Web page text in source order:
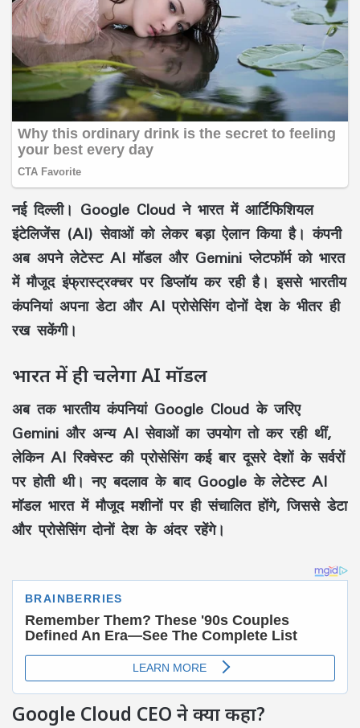
नई दिल्ली। Google Cloud ने भारत में आर्टिफिशियल
इंटेलिजेंस (AI) सेवाओं को लेकर बड़ा ऐलान किया है। कंपनी
अब अपने लेटेस्ट AI मॉडल और Gemini प्लेटफॉर्म को भारत
में मौजूद इंफ्रास्ट्रक्चर पर डिप्लॉय कर रही है। इससे भारतीय
कंपनियां अपना डेटा और AI प्रोसेसिंग दोनों देश के भीतर ही
रख सकेंगी।
भारत में ही चलेगा AI मॉडल
अब तक भारतीय कंपनियां Google Cloud के जरिए
Gemini और अन्य AI सेवाओं का उपयोग तो कर रही थीं,
लेकिन AI रिक्वेस्ट की प्रोसेसिंग कई बार दूसरे देशों के सर्वरों
पर होती थी। नए बदलाव के बाद Google के लेटेस्ट AI
मॉडल भारत में मौजूद मशीनों पर ही संचालित होंगे, जिससे डेटा
और प्रोसेसिंग दोनों देश के अंदर रहेंगे।
Google Cloud CEO ने क्या कहा?